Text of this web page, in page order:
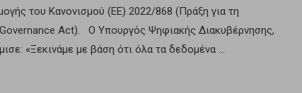
του Κανονισμού (ΕΕ) 2022/868 (Πράξη για τη
Act). Ο Υπουργός Ψηφιακής Διακυβέρνησης,
«Ξεκινάμε με βάση ότι όλα τα δεδομένα …